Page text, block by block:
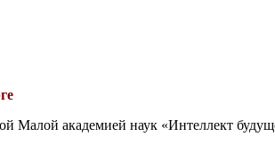
Малой академией наук «Интеллект